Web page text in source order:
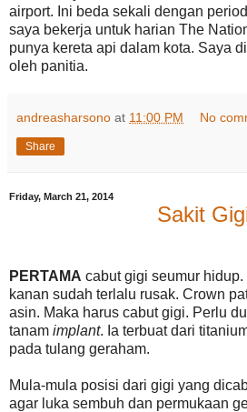
airport. Ini beda sekali dengan
saya bekerja untuk harian The
punya kereta api dalam kota. Saya
oleh panitia.
andreasharsono at 11:00 PM No
Share
Friday, March 21, 2014
Sakit
PERTAMA cabut gigi seumur
kanan sudah terlalu rusak. Crown
asin. Maka harus cabut gigi. Perlu
tanam implant. Ia terbuat dari
pada tulang geraham.
Mula-mula posisi dari gigi yang
agar luka sembuh dan permukaan